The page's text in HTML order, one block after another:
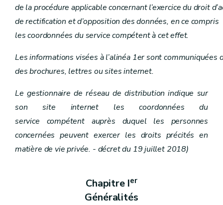
de la procédure applicable concernant l’exercice du droit
de rectification et d’opposition des données, en ce compris
les coordonnées du service compétent à cet effet.
Les informations visées à l’alinéa 1er sont
des brochures, lettres ou sites internet.
Le gestionnaire de réseau de distribution indique sur
son site internet les coordonnées du
service compétent auprès duquel les personnes
concernées peuvent exercer les droits précités en
matière de vie privée. - décret du 19 juillet 2018)
Chapitre Ier
Généralités